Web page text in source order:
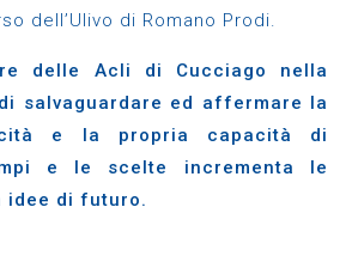
dell’Ulivo di Romano Prodi.
delle Acli di Cucciago nella
salvaguardare ed affermare la
e la propria capacità di
e le scelte incrementa le
idee di futuro.